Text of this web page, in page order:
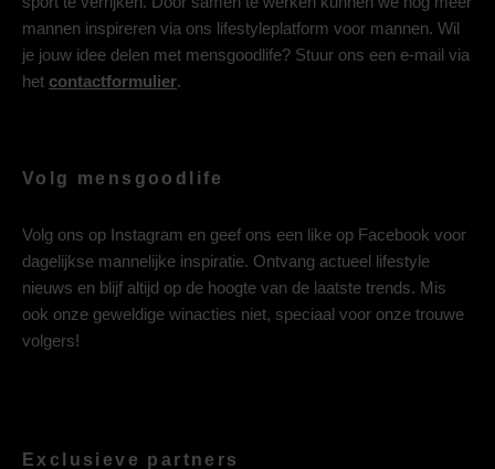
mannen inspireren via ons lifestyleplatform voor mannen. Wil
je jouw idee delen met mensgoodlife? Stuur ons een e-mail via
het contactformulier.
Volg mensgoodlife
Volg ons op Instagram en geef ons een like op Facebook voor
dagelijkse mannelijke inspiratie. Ontvang actueel lifestyle
nieuws en blijf altijd op de hoogte van de laatste trends. Mis
ook onze geweldige winacties niet, speciaal voor onze trouwe
volgers!
Exclusieve partners